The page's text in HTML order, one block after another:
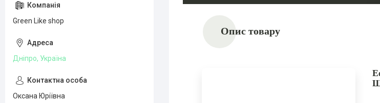
Опис товару
Green Like shop
Дніпро, Україна
Оксана Юріївна